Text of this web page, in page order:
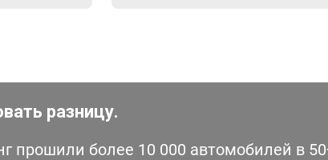
разницу.
более 10 000 автомобилей в